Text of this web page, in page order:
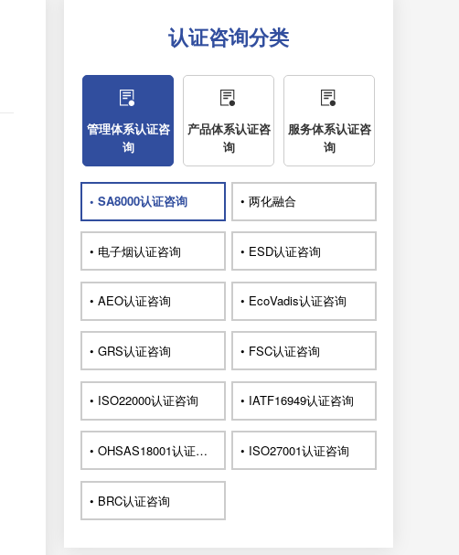
认证咨询分类
管理体系认证咨
询
产品体系认证咨
询
服务体系认证咨
询
• SA8000认证咨询 • 两化融合
• 电子烟认证咨询 • ESD认证咨询
• AEO认证咨询 • EcoVadis认证咨询
• GRS认证咨询 • FSC认证咨询
• ISO22000认证咨询 • IATF16949认证咨询
• OHSAS18001认证咨询 • ISO27001认证咨询
• BRC认证咨询